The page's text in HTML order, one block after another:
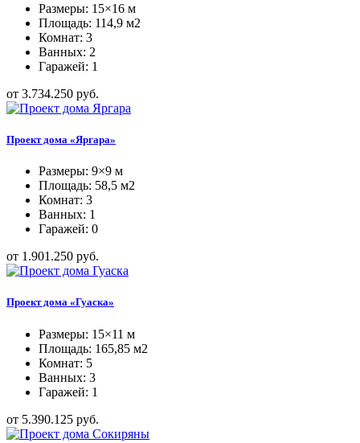
Размеры: 15×16 м
Площадь: 114,9 м2
Комнат: 3
Ванных: 2
Гаражей: 1
от 3.734.250 руб.
Проект дома «Яргара»
Размеры: 9×9 м
Площадь: 58,5 м2
Комнат: 3
Ванных: 1
Гаражей: 0
от 1.901.250 руб.
Проект дома «Гуаска»
Размеры: 15×11 м
Площадь: 165,85 м2
Комнат: 5
Ванных: 3
Гаражей: 1
от 5.390.125 руб.